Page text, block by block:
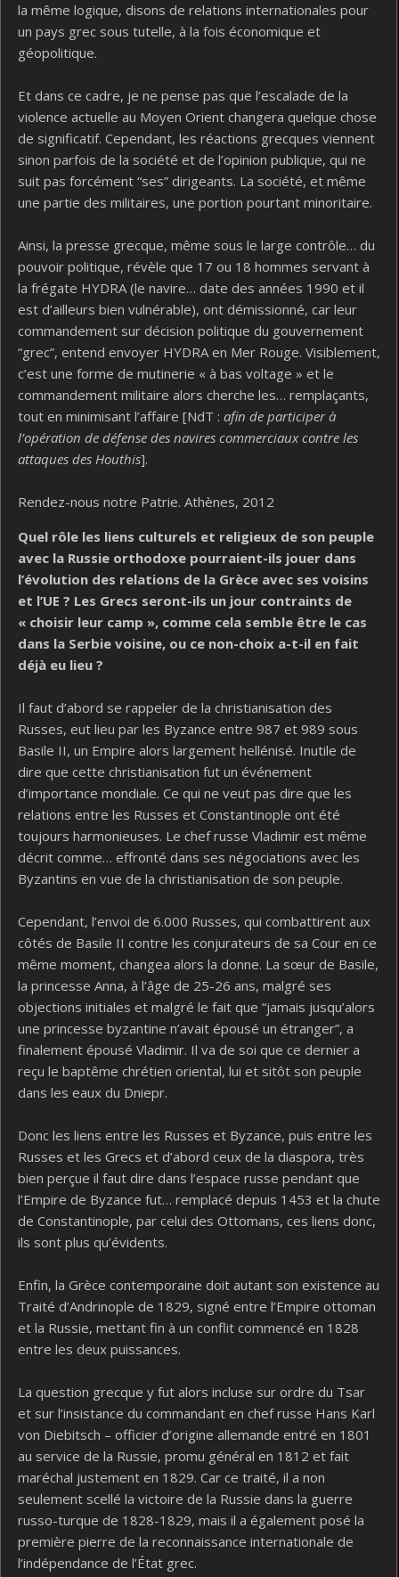
la même logique, disons de relations internationales pour
un pays grec sous tutelle, à la fois économique et
géopolitique.
Et dans ce cadre, je ne pense pas que l’escalade de la
violence actuelle au Moyen Orient changera quelque chose
de significatif. Cependant, les réactions grecques viennent
sinon parfois de la société et de l’opinion publique, qui ne
suit pas forcément “ses” dirigeants. La société, et même
une partie des militaires, une portion pourtant minoritaire.
Ainsi, la presse grecque, même sous le large contrôle… du
pouvoir politique, révèle que 17 ou 18 hommes servant à
la frégate HYDRA (le navire… date des années 1990 et il
est d’ailleurs bien vulnérable), ont démissionné, car leur
commandement sur décision politique du gouvernement
“grec”, entend envoyer HYDRA en Mer Rouge. Visiblement,
c’est une forme de mutinerie « à bas voltage » et le
commandement militaire alors cherche les… remplaçants,
tout en minimisant l’affaire [NdT : afin de participer à
l’opération de défense des navires commerciaux contre les
attaques des Houthis].
Rendez-nous notre Patrie. Athènes, 2012
Quel rôle les liens culturels et religieux de son peuple
avec la Russie orthodoxe pourraient-ils jouer dans
l’évolution des relations de la Grèce avec ses voisins
et l’UE ? Les Grecs seront-ils un jour contraints de
« choisir leur camp », comme cela semble être le cas
dans la Serbie voisine, ou ce non-choix a-t-il en fait
déjà eu lieu ?
Il faut d’abord se rappeler de la christianisation des
Russes, eut lieu par les Byzance entre 987 et 989 sous
Basile II, un Empire alors largement hellénisé. Inutile de
dire que cette christianisation fut un événement
d’importance mondiale. Ce qui ne veut pas dire que les
relations entre les Russes et Constantinople ont été
toujours harmonieuses. Le chef russe Vladimir est même
décrit comme… effronté dans ses négociations avec les
Byzantins en vue de la christianisation de son peuple.
Cependant, l’envoi de 6.000 Russes, qui combattirent aux
côtés de Basile II contre les conjurateurs de sa Cour en ce
même moment, changea alors la donne. La sœur de Basile,
la princesse Anna, à l’âge de 25-26 ans, malgré ses
objections initiales et malgré le fait que “jamais jusqu’alors
une princesse byzantine n’avait épousé un étranger”, a
finalement épousé Vladimir. Il va de soi que ce dernier a
reçu le baptême chrétien oriental, lui et sitôt son peuple
dans les eaux du Dniepr.
Donc les liens entre les Russes et Byzance, puis entre les
Russes et les Grecs et d’abord ceux de la diaspora, très
bien perçue il faut dire dans l’espace russe pendant que
l’Empire de Byzance fut… remplacé depuis 1453 et la chute
de Constantinople, par celui des Ottomans, ces liens donc,
ils sont plus qu’évidents.
Enfin, la Grèce contemporaine doit autant son existence au
Traité d’Andrinople de 1829, signé entre l’Empire ottoman
et la Russie, mettant fin à un conflit commencé en 1828
entre les deux puissances.
La question grecque y fut alors incluse sur ordre du Tsar
et sur l’insistance du commandant en chef russe Hans Karl
von Diebitsch – officier d’origine allemande entré en 1801
au service de la Russie, promu général en 1812 et fait
maréchal justement en 1829. Car ce traité, il a non
seulement scellé la victoire de la Russie dans la guerre
russo-turque de 1828-1829, mais il a également posé la
première pierre de la reconnaissance internationale de
l’indépendance de l’État grec.